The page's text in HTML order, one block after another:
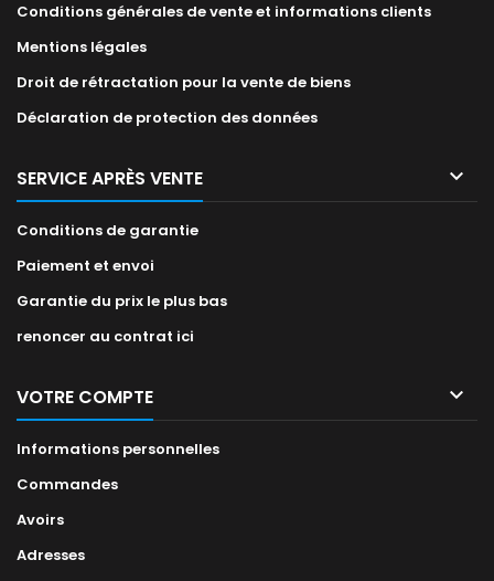
Conditions générales de vente et informations clients
Mentions légales
Droit de rétractation pour la vente de biens
Déclaration de protection des données
SERVICE APRÈS VENTE 
Conditions de garantie
Paiement et envoi
Garantie du prix le plus bas
renoncer au contrat ici
VOTRE COMPTE 
Informations personnelles
Commandes
Avoirs
Adresses